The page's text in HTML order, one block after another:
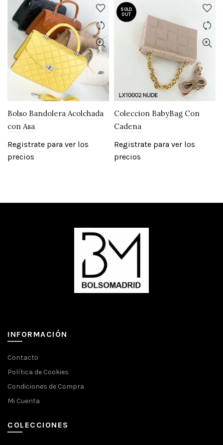
Bolso Bandolera Acolchada
con Asa
Registrate para ver los
precios
SOLD
OUT
Coleccion BabyBag Con
Cadena
Registrate para ver los
precios
INFORMACIÓN
Contacto
Política de Cookies
Condiciones de Compra
Mi Cuenta
COLECCIONES